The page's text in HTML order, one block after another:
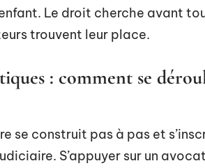
Le droit cherche avant
trouvent leur place.
: comment se
se construit pas à pas et
S’appuyer sur un